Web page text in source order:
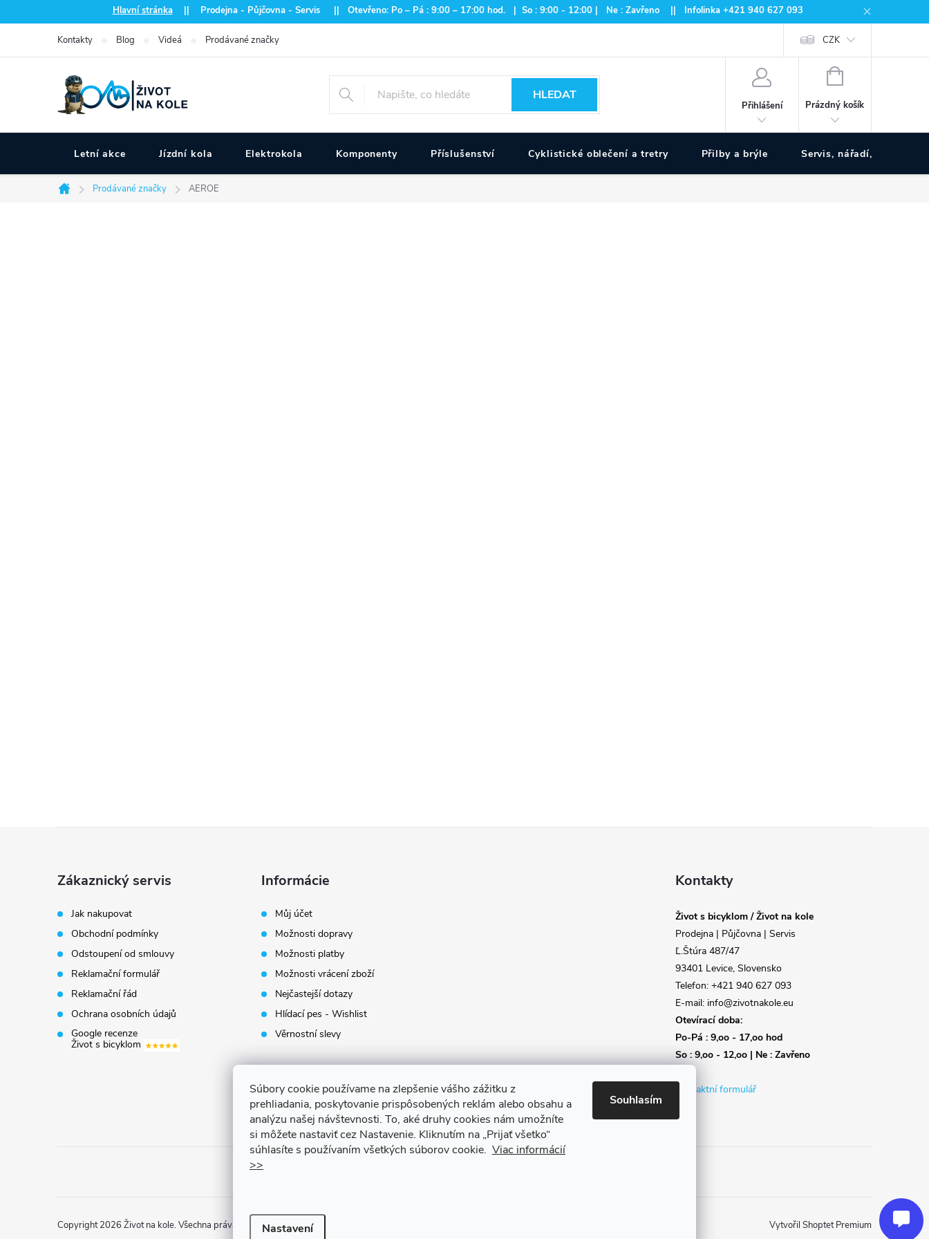
Súbory cookie používame na zlepšenie vášho zážitku z
prehliadania, poskytovanie prispôsobených reklám alebo obsahu a
analýzu našej návštevnosti. To, aké druhy cookies nám umožníte
si môžete nastaviť cez Nastavenie. Kliknutím na „Prijať všetko“
súhlasíte s používaním všetkých súborov cookie. Viac informácií
>>
Nastavení
Souhlasím
na
Hlavní stránka|| Prodejna - Půjčovna - Servis || Otevřeno: Po – Pá : 9:00 – 17:00 hod. | So : 9:00 - 12:00 | Ne : Zavřeno || Infolinka +421 940 627 093
Kontakty Blog Videá Prodávané značky CZK
HLEDAT
Přihlášení
NÁKUPNÍ
Prázdný košík
Letní akce Jízdní kola Elektrokola Komponenty Příslušenství Cyklistické oblečení a tretry Přilby a brýle Servis, nářadí, pumpy
Domů
Prodávané značky AEROE
Zákaznický servis
Jak nakupovat
Obchodní podmínky
Odstoupení od smlouvy
Reklamační formulář
Reklamační řád
Ochrana osobních údajů
Google recenze
Život s bicyklom
Informácie
Můj účet
Možnosti dopravy
Možnosti platby
Možnosti vrácení zboží
Nejčastejší dotazy
Hlídací pes - Wishlist
Věrnostní slevy
Kontakty
Život s bicyklom / Život na kole
Prodejna | Půjčovna | Servis
Ľ.Štúra 487/47
93401 Levice, Slovensko
Telefon: +421 940 627 093
E-mail: info@zivotnakole.eu
Otevírací doba:
Po-Pá : 9,oo - 17,oo hod
So : 9,oo - 12,oo | Ne : Zavřeno
Kontaktní formulář
Vytvořil Shoptet Premium
Copyright 2026 Život na kole. Všechna práva vyhrazena.Upravit nastavení cookies
Poslat